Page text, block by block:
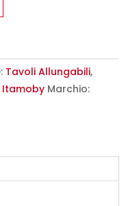
Tavoli Allungabili,
Itamoby Marchio: